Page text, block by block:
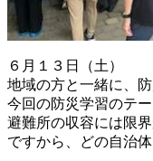
６月１３日（土）
地域の方と一緒に、
今回の防災学習のテ
避難所の収容には限
ですから、どの自治